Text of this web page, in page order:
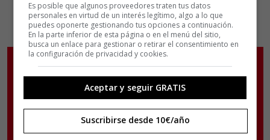
Inma Flor, responsable Departamento de Redacción y
Comunicación Online del IED Madrid
Es posible que algunos proveedores traten tus datos
personales en virtud de un interés legítimo, algo a lo que
puedes oponerte gestionando tus opciones a continuación.
En la parte inferior de esta página o en el menú del sitio,
busca un enlace para gestionar o retirar el consentimiento en
la configuración de privacidad y cookies.
Aceptar y seguir GRATIS
Suscribirse desde 10€/año